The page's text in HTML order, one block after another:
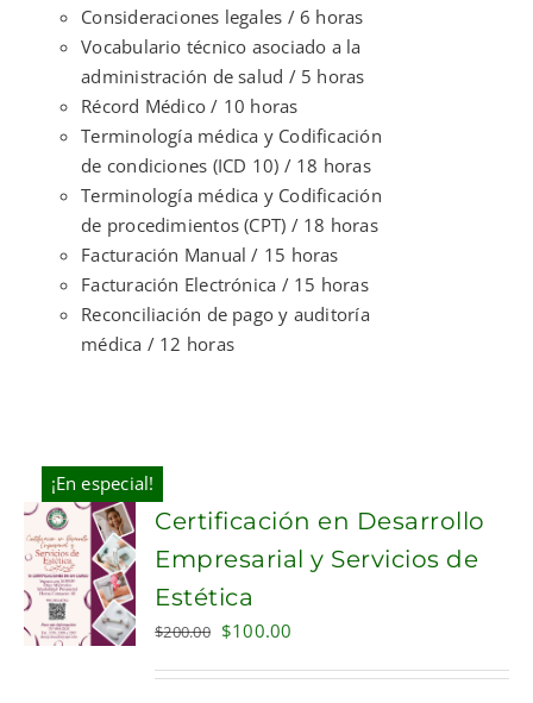
Consideraciones legales / 6 horas
Vocabulario técnico asociado a la
administración de salud / 5 horas
Récord Médico / 10 horas
Terminología médica y Codificación
de condiciones (ICD 10) / 18 horas
Terminología médica y Codificación
de procedimientos (CPT) / 18 horas
Facturación Manual / 15 horas
Facturación Electrónica / 15 horas
Reconciliación de pago y auditoría
médica / 12 horas
¡En especial!
ADD TO
CART
Certificación en Desarrollo
Empresarial y Servicios de
Estética
$200.00 Original
$100.00